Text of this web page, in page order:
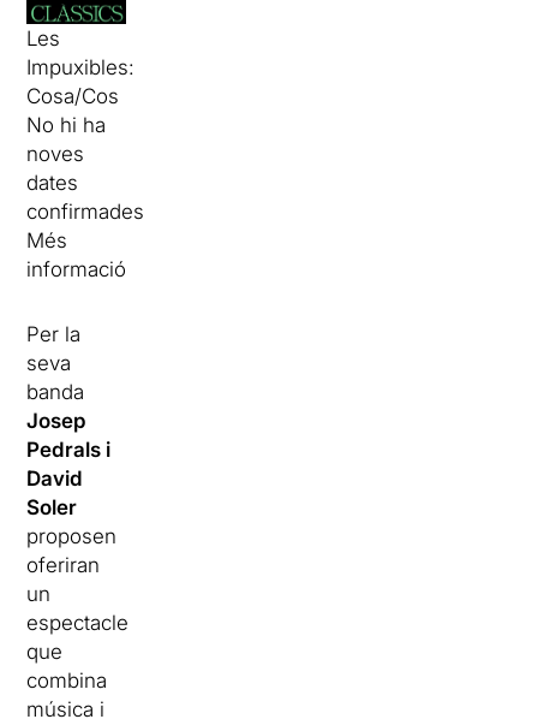
Les
Impuxibles:
Cosa/Cos
No hi ha
noves
dates
confirmades
Més
informació
Per la
seva
banda
Josep
Pedrals i
David
Soler
proposen
oferiran
un
espectacle
que
combina
música i